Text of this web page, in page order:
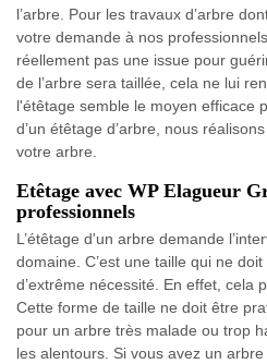
l’arbre. Pour les travaux d’arbre
votre demande à nos
réellement pas une issue pour
de l’arbre sera taillée, cela ne lui
l'étêtage semble le moyen efficace
d’un étêtage d’arbre, nous
votre arbre.
Etêtage avec WP Elagueur
professionnels
L’étêtage d'un arbre demande
domaine. C’est une taille qui ne
d’extrême nécessité. En effet, cela
Cette forme de taille ne doit être
pour un arbre très malade ou trop
les alentours. Si vous avez un